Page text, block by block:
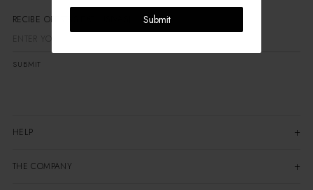
RECIBE OFERTAS EXCLUSIVAS
SUBMIT
HELP
THE COMPANY
Submit